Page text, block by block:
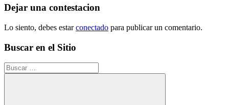
entradas
Dejar una contestacion
Lo siento, debes estarconectado para publicar un comentario.
Buscar en el Sitio
Buscar: